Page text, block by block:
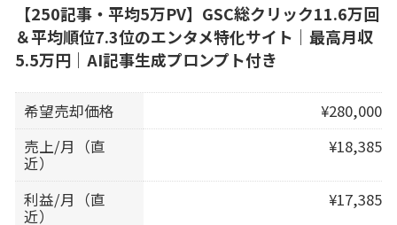
【250記事・平均5万PV】GSC総クリック11.6万回
＆平均順位7.3位のエンタメ特化サイト｜最高月収
5.5万円｜AI記事生成プロンプト付き
希望売却価格
¥280,000
売上/月（直
近）
¥18,385
利益/月（直
近）
¥17,385